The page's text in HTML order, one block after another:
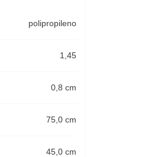
polipropileno
1,45
0,8 cm
75,0 cm
45,0 cm